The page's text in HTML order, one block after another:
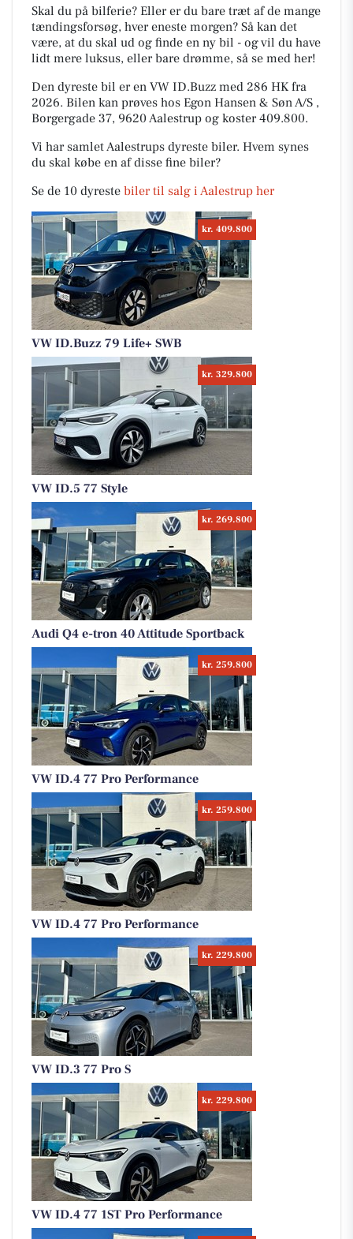
Skal du på bilferie? Eller er du bare træt af de mange
tændingsforsøg, hver eneste morgen? Så kan det
være, at du skal ud og finde en ny bil - og vil du have
lidt mere luksus, eller bare drømme, så se med her!
Den dyreste bil er en VW ID.Buzz med 286 HK fra
2026. Bilen kan prøves hos Egon Hansen & Søn A/S ,
Borgergade 37, 9620 Aalestrup og koster 409.800.
Vi har samlet Aalestrups dyreste biler. Hvem synes
du skal købe en af disse fine biler?
Se de 10 dyreste biler til salg i Aalestrup her
kr. 409.800
VW ID.Buzz 79 Life+ SWB
kr. 329.800
VW ID.5 77 Style
kr. 269.800
Audi Q4 e-tron 40 Attitude Sportback
kr. 259.800
VW ID.4 77 Pro Performance
kr. 259.800
VW ID.4 77 Pro Performance
kr. 229.800
VW ID.3 77 Pro S
kr. 229.800
VW ID.4 77 1ST Pro Performance